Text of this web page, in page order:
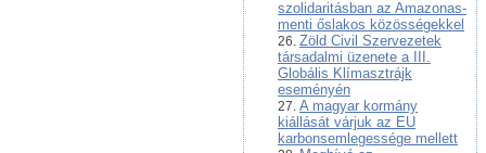
szolidaritásban az Amazonas-
menti őslakos közösségekkel
Zöld Civil Szervezetek
társadalmi üzenete a III.
Globális Klímasztrájk
eseményén
A magyar kormány
kiállását várjuk az EU
karbonsemlegessége mellett